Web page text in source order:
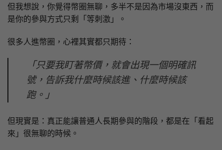
但我想說，你覺得幣圈無聊，多半不是因為市場沒東西，而
是你的參與方式只剩「等刺激」。
很多人進幣圈，心裡其實都只期待：
「只要我盯著幣價，就會出現一個明確訊
號，告訴我什麼時候該進、什麼時候該
跑。」
但現實是：真正能讓普通人長期參與的階段，都是在「看起
來」很無聊的時候。